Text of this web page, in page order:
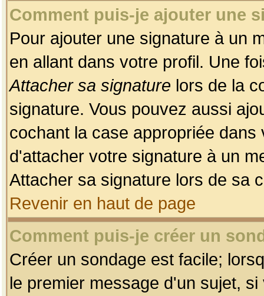
Comment puis-je ajouter une
Pour ajouter une signature à un
en allant dans votre profil. Une
Attacher sa signature lors de la
signature. Vous pouvez aussi
cochant la case appropriée
d'attacher votre signature à un
Attacher sa signature lors de sa
Revenir en haut de page
Comment puis-je créer un
Créer un sondage est facile;
le premier message d'un sujet,